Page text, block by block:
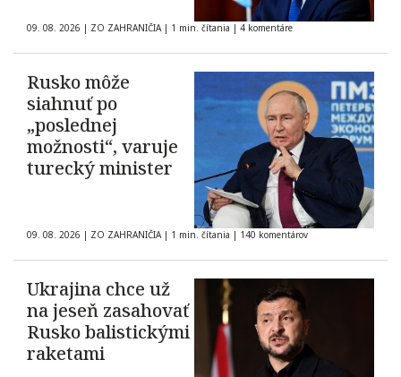
09. 08. 2026 | ZO ZAHRANIČIA | 1 min. čítania | 4 komentáre
Rusko môže
siahnuť po
„poslednej
možnosti“, varuje
turecký minister
09. 08. 2026 | ZO ZAHRANIČIA | 1 min. čítania | 140 komentárov
Ukrajina chce už
na jeseň zasahovať
Rusko balistickými
raketami